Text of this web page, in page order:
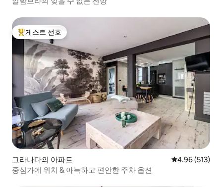
metros desde los apartamentos (1
1530 y 1540 a similitud de los palacios
granadinos de la época, recibe su
nombre por los cañones que asoman
entre sus almenas. Formó parte de la
muralla del barrio de los Alfareros, de ahí
su aspecto de fortaleza militar. La Iglesia
de San Cecilio a 500 metros (7 minutos
andando). La casa del Padre Suarez
(junto al Museo Casa de los Tiros). El
Convento de las Descalzas a 250 metros
(3 minutos andando) o la Iglesia de San
Matías a 240 metros (3 minutos
andando) serán lugares donde sin duda
nuestros huéspedes podrán disfrutar de
sus encantos. Una vez dentro, en el
zaguán vemos que este se ha
conservado íntegramente original: la
상위 게스트 선호
게스트 선호
그라나다의 아파트 평점 4.96점(5
4.96 (513)
중심가에 위치 & 아늑하고 편안한 주차 옵션